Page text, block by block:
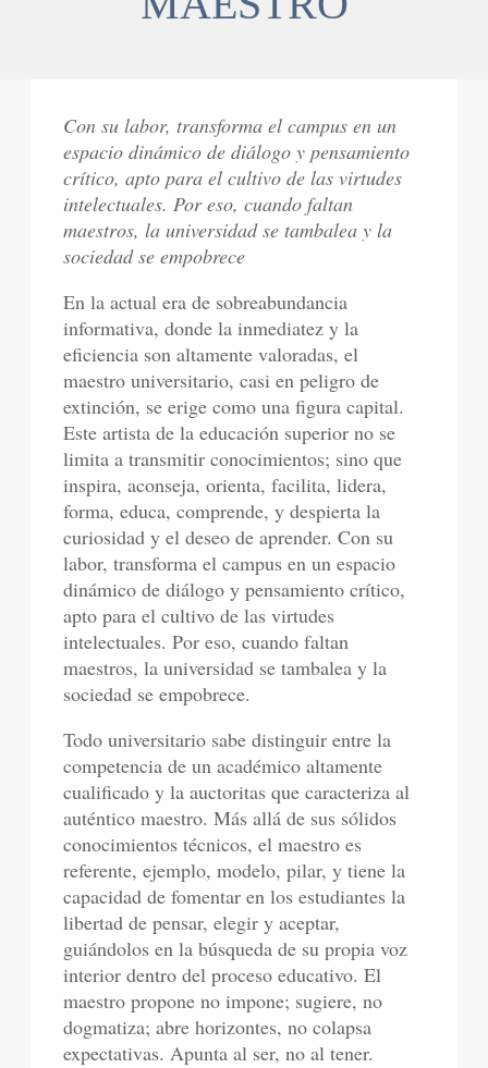
Con su labor, transforma el campus en un
espacio dinámico de diálogo y pensamiento
crítico, apto para el cultivo de las virtudes
intelectuales. Por eso, cuando faltan
maestros, la universidad se tambalea y la
sociedad se empobrece
En la actual era de sobreabundancia
informativa, donde la inmediatez y la
eficiencia son altamente valoradas, el
maestro universitario, casi en peligro de
extinción, se erige como una figura capital.
Este artista de la educación superior no se
limita a transmitir conocimientos; sino que
inspira, aconseja, orienta, facilita, lidera,
forma, educa, comprende, y despierta la
curiosidad y el deseo de aprender. Con su
labor, transforma el campus en un espacio
dinámico de diálogo y pensamiento crítico,
apto para el cultivo de las virtudes
intelectuales. Por eso, cuando faltan
maestros, la universidad se tambalea y la
sociedad se empobrece.
Todo universitario sabe distinguir entre la
competencia de un académico altamente
cualificado y la auctoritas que caracteriza al
auténtico maestro. Más allá de sus sólidos
conocimientos técnicos, el maestro es
referente, ejemplo, modelo, pilar, y tiene la
capacidad de fomentar en los estudiantes la
libertad de pensar, elegir y aceptar,
guiándolos en la búsqueda de su propia voz
interior dentro del proceso educativo. El
maestro propone no impone; sugiere, no
dogmatiza; abre horizontes, no colapsa
expectativas. Apunta al ser, no al tener.